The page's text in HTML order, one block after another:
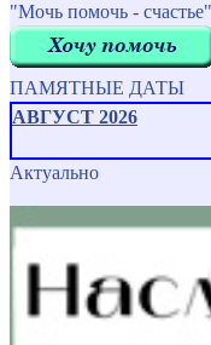
"Мочь помочь - счастье"
ПАМЯТНЫЕ ДАТЫ
АВГУСТ 2026
Актуально